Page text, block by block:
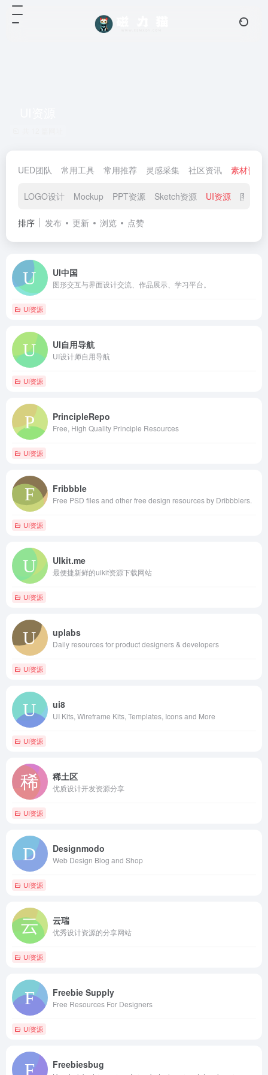
UED团队 常用工具 常用推荐 灵感采集 社区资讯 素材资源
LOGO设计 Mockup PPT资源 Sketch资源 UI资源 图标素
排序 发布 更新 浏览 点赞
UI中国
图形交互与界面设计交流、作品展示、学习平台。
UI资源
UI自用导航
UI设计师自用导航
UI资源
PrincipleRepo
Free, High Quality Principle Resources
UI资源
Fribbble
Free PSD files and other free design resources by Dribbblers.
UI资源
UIkit.me
最便捷新鲜的uikit资源下载网站
UI资源
uplabs
Daily resources for product designers & developers
UI资源
ui8
UI Kits, Wireframe Kits, Templates, Icons and More
UI资源
稀土区
优质设计开发资源分享
UI资源
Designmodo
Web Design Blog and Shop
UI资源
云瑞
优秀设计资源的分享网站
UI资源
Freebie Supply
Free Resources For Designers
UI资源
Freebiesbug